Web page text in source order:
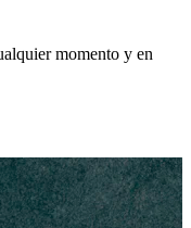
momento y en